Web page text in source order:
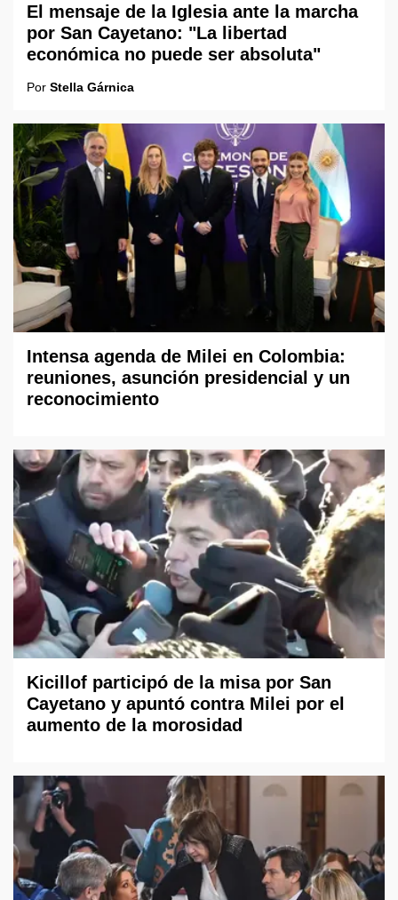
El mensaje de la Iglesia ante la marcha
por San Cayetano: "La libertad
económica no puede ser absoluta"
Por Stella Gárnica
Intensa agenda de Milei en Colombia:
reuniones, asunción presidencial y un
reconocimiento
Kicillof participó de la misa por San
Cayetano y apuntó contra Milei por el
aumento de la morosidad